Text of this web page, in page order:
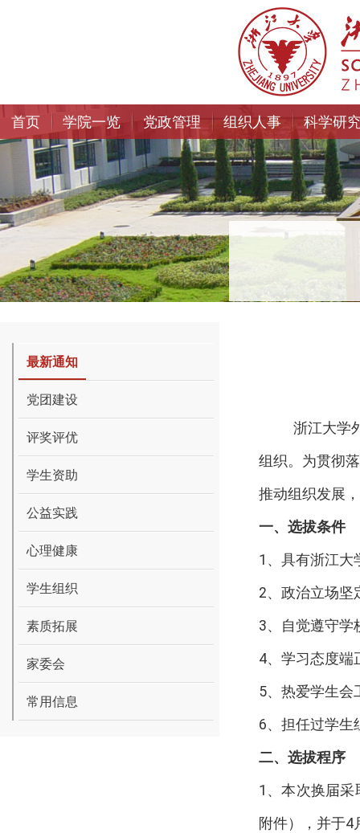
首页 学院一览 党政管理 组织人事 科学研
最新通知
党团建设
评奖评优
学生资助
公益实践
心理健康
学生组织
素质拓展
家委会
常用信息
浙江大学
组织。为贯彻
推动组织发展
一、选拔条件
1 、具有浙江大
2、政治立场坚
3、自觉遵守学
4、学习态度端
5、热爱学生会
6、担任过学生
二、选拔程序
1 、本次换届
附件），并于4